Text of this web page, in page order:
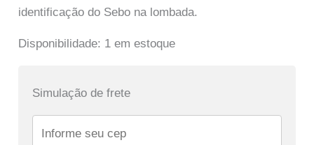
identificação do Sebo na lombada.
Disponibilidade: 1 em estoque
Simulação de frete